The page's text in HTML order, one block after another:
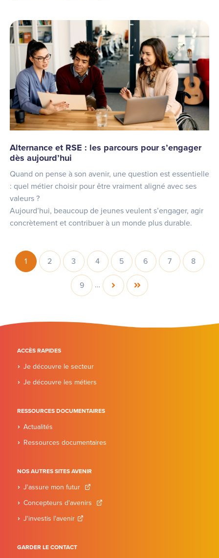
Alternance et RSE : les parcours pour s’engager
dès aujourd’hui
Quand on pense à son avenir, une question est essentielle
: quel métier choisir pour être vraiment aligné avec ses
valeurs ?
Aujourd’hui, beaucoup de jeunes veulent s’engager, agir
concrètement et contribuer à un monde plus durable.
Pagination
Page
1 Page
2 Page
3 Page
4 Page
5 Page
6 Page
7 Page
8
Page
9 …
Page
Dernière
ACCÈS RAPIDES
Je découvre le secteur
Je découvre les métiers
RESSOURCES DOCUMENTAIRES
Actualités
Ressources documentaires
NOS AUTRES SITES AVENIR
J'assure mon futur
Concepteurs d'avenirs
J'investis l'avenir
GARDER LE CONTACT